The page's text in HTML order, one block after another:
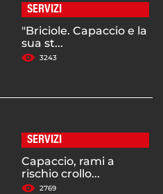
SERVIZI
"Briciole. Capaccio e la
sua st...
3243
SERVIZI
Capaccio, rami a
rischio crollo...
2769